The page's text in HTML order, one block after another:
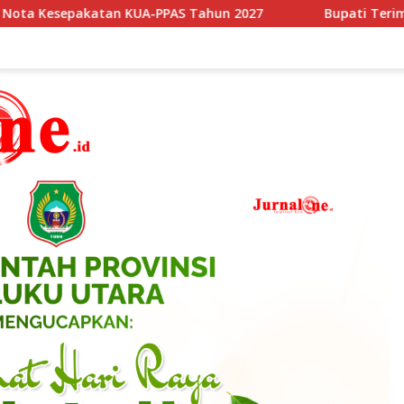
2027
Bupati Terima Kunjunga Duta Besar